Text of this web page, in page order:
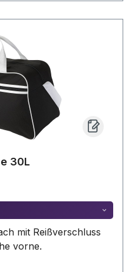
30L
mit Reißverschluss
vorne.